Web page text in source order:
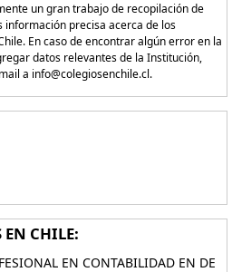
un gran trabajo de recopilación de
precisa acerca de los
En caso de encontrar algún error en la
datos relevantes de la Institución,
a info@colegiosenchile.cl.
EN CHILE:
EN CONTABILIDAD EN DE